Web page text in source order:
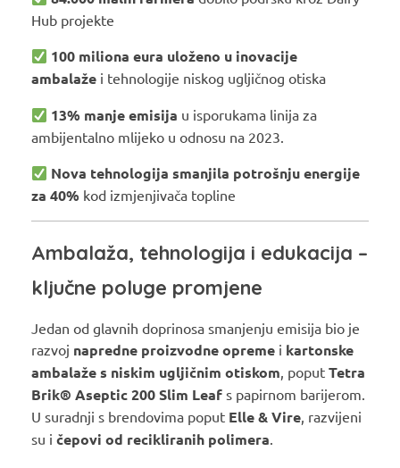
Hub projekte
100 miliona eura uloženo u inovacije
ambalaže i tehnologije niskog ugljičnog otiska
13% manje emisija u isporukama linija za
ambijentalno mlijeko u odnosu na 2023.
Nova tehnologija smanjila potrošnju energije
za 40% kod izmjenjivača topline
Ambalaža, tehnologija i edukacija –
ključne poluge promjene
Jedan od glavnih doprinosa smanjenju emisija bio je
razvoj napredne proizvodne opreme i kartonske
ambalaže s niskim ugljičnim otiskom, poput Tetra
Brik® Aseptic 200 Slim Leaf s papirnom barijerom.
U suradnji s brendovima poput Elle & Vire, razvijeni
su i čepovi od recikliranih polimera.